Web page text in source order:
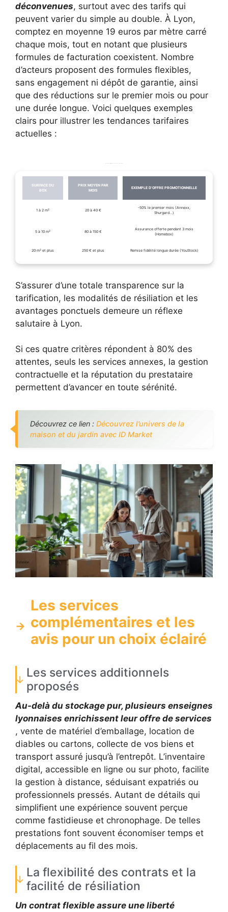
déconvenues, surtout avec des tarifs qui
peuvent varier du simple au double. À Lyon,
comptez en moyenne 19 euros par mètre carré
chaque mois, tout en notant que plusieurs
formules de facturation coexistent. Nombre
d’acteurs proposent des formules flexibles,
sans engagement ni dépôt de garantie, ainsi
que des réductions sur le premier mois ou pour
une durée longue. Voici quelques exemples
clairs pour illustrer les tendances tarifaires
actuelles :
SURFACE DU
BOX
PRIX MOYEN PAR
MOIS
EXEMPLE D’OFFRE PROMOTIONNELLE
1 à 2 m² 20 à 40 €
-50% le premier mois (Annexx,
Shurgard…)
5 à 10 m² 80 à 150 €
Assurance offerte pendant 3 mois
(Homebox)
20 m² et plus 250 € et plus Remise fidélité longue durée (YouStock)
S’assurer d’une totale transparence sur la
tarification, les modalités de résiliation et les
avantages ponctuels demeure un réflexe
salutaire à Lyon.
Si ces quatre critères répondent à 80% des
attentes, seuls les services annexes, la gestion
contractuelle et la réputation du prestataire
permettent d’avancer en toute sérénité.
Découvrez ce lien : Découvrez l’univers de la
maison et du jardin avec ID Market
Les services
complémentaires et les
avis pour un choix éclairé
Les services additionnels
proposés
Au-delà du stockage pur, plusieurs enseignes
lyonnaises enrichissent leur offre de services
, vente de matériel d’emballage, location de
diables ou cartons, collecte de vos biens et
transport assuré jusqu’à l’entrepôt. L’inventaire
digital, accessible en ligne ou sur photo, facilite
la gestion à distance, séduisant expatriés ou
professionnels pressés. Autant de détails qui
simplifient une expérience souvent perçue
comme fastidieuse et chronophage. De telles
prestations font souvent économiser temps et
déplacements au fil des mois.
La flexibilité des contrats et la
facilité de résiliation
Un contrat flexible assure une liberté